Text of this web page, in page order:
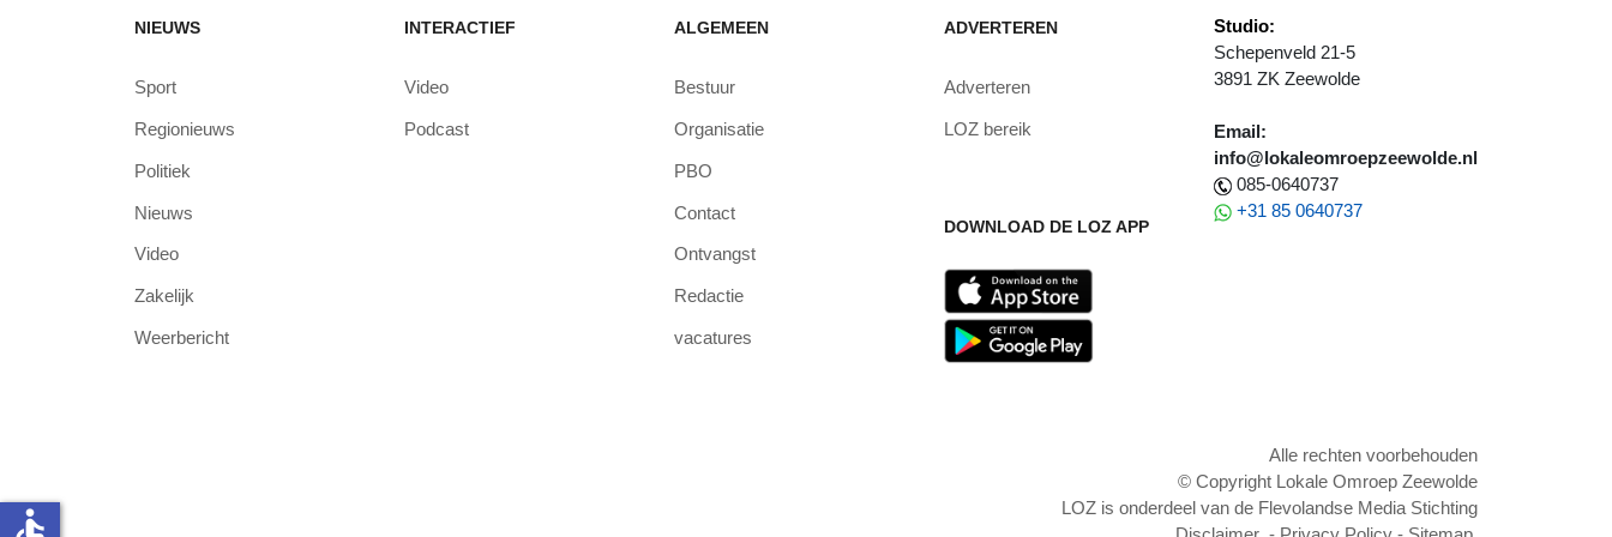
NIEUWS
Sport
Regionieuws
Politiek
Nieuws
Video
Zakelijk
Weerbericht
INTERACTIEF
Video
Podcast
ALGEMEEN
Bestuur
Organisatie
PBO
Contact
Ontvangst
Redactie
vacatures
ADVERTEREN
Adverteren
LOZ bereik
DOWNLOAD DE LOZ APP
Studio:
Schepenveld 21-5
3891 ZK Zeewolde
Email:
info@lokaleomroepzeewolde.nl
085-0640737
+31 85 0640737
Alle rechten voorbehouden
© Copyright Lokale Omroep Zeewolde
LOZ is onderdeel van de Flevolandse Media Stichting